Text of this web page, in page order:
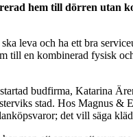
hem till dörren utan
leva och ha ett bra
till en kombinerad fysisk
budfirma, Katarina
stad. Hos Magnus &
det vill säga